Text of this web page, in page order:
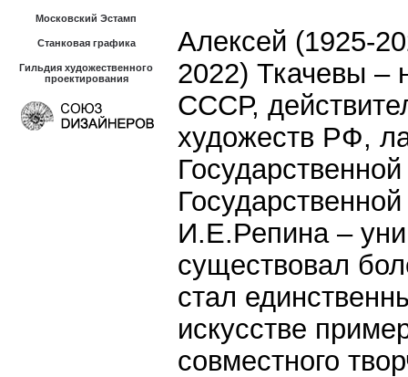
Московский Эстамп
Станковая графика
Гильдия художественного
проектирования
Алексей (1925-
2022) Ткачевы –
СССР,
художеств РФ,
И.Е.Репина –
существовал
стал
искусстве
совместного